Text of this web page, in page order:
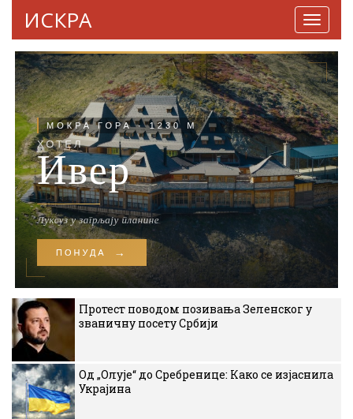
ИСКРА
Протест поводом позивања Зеленског у
званичну посету Србији
Од „Олује“ до Сребренице: Како се изјаснила
Украјина